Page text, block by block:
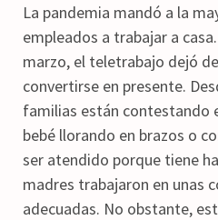
La pandemia mandó a la
empleados a trabajar a
marzo, el teletrabajo dejó
convertirse en presente.
familias están contestando
bebé llorando en brazos o
ser atendido porque tiene
madres trabajaron en unas
adecuadas. No obstante,